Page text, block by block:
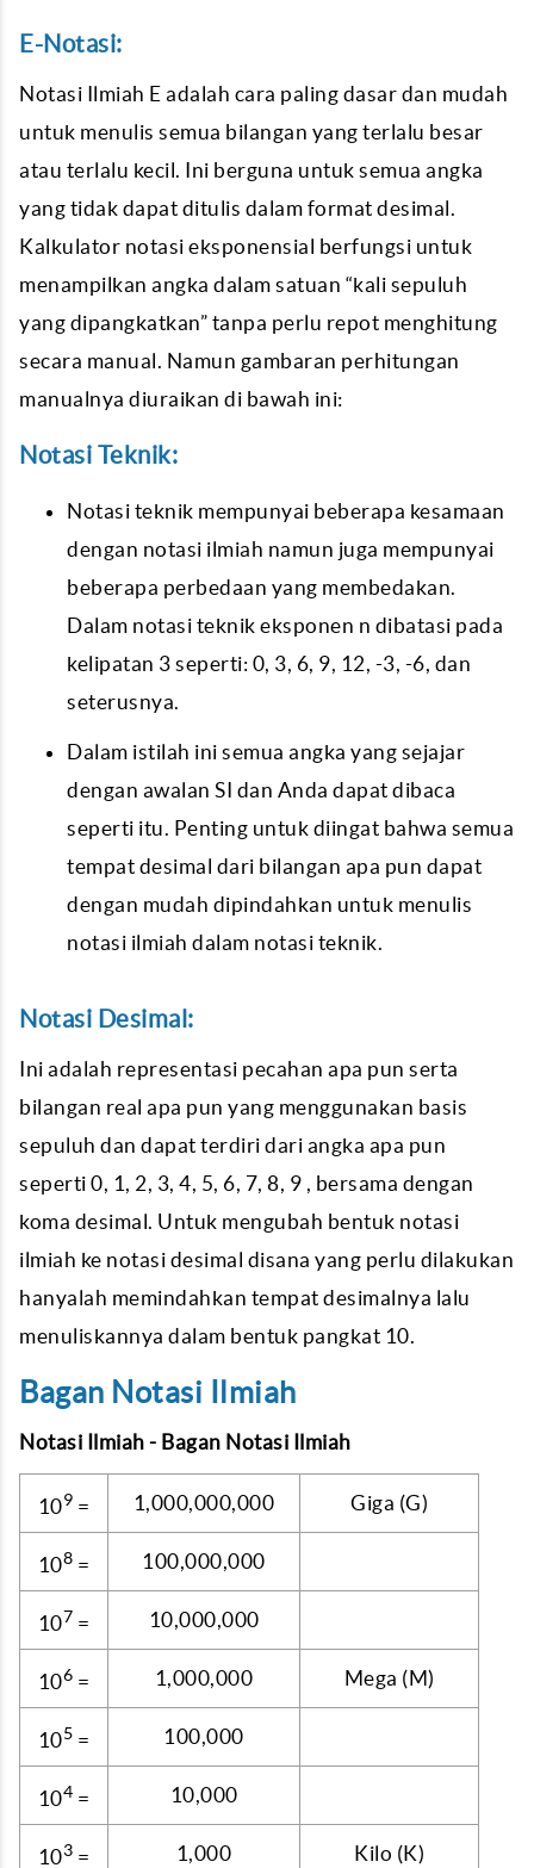
E-Notasi:
Notasi Ilmiah E adalah cara paling dasar dan mudah
untuk menulis semua bilangan yang terlalu besar
atau terlalu kecil. Ini berguna untuk semua angka
yang tidak dapat ditulis dalam format desimal.
Kalkulator notasi eksponensial berfungsi untuk
menampilkan angka dalam satuan “kali sepuluh
yang dipangkatkan” tanpa perlu repot menghitung
secara manual. Namun gambaran perhitungan
manualnya diuraikan di bawah ini:
Notasi Teknik:
Notasi teknik mempunyai beberapa kesamaan
dengan notasi ilmiah namun juga mempunyai
beberapa perbedaan yang membedakan.
Dalam notasi teknik eksponen n dibatasi pada
kelipatan 3 seperti: 0, 3, 6, 9, 12, -3, -6, dan
seterusnya.
Dalam istilah ini semua angka yang sejajar
dengan awalan SI dan Anda dapat dibaca
seperti itu. Penting untuk diingat bahwa semua
tempat desimal dari bilangan apa pun dapat
dengan mudah dipindahkan untuk menulis
notasi ilmiah dalam notasi teknik.
Notasi Desimal:
Ini adalah representasi pecahan apa pun serta
bilangan real apa pun yang menggunakan basis
sepuluh dan dapat terdiri dari angka apa pun
seperti 0, 1, 2, 3, 4, 5, 6, 7, 8, 9 , bersama dengan
koma desimal. Untuk mengubah bentuk notasi
ilmiah ke notasi desimal disana yang perlu dilakukan
hanyalah memindahkan tempat desimalnya lalu
menuliskannya dalam bentuk pangkat 10.
Bagan Notasi Ilmiah
Notasi Ilmiah - Bagan Notasi Ilmiah
109 = 1,000,000,000 Giga (G)
108 = 100,000,000
107 = 10,000,000
106 = 1,000,000 Mega (M)
105 = 100,000
104 = 10,000
103 = 1,000 Kilo (K)